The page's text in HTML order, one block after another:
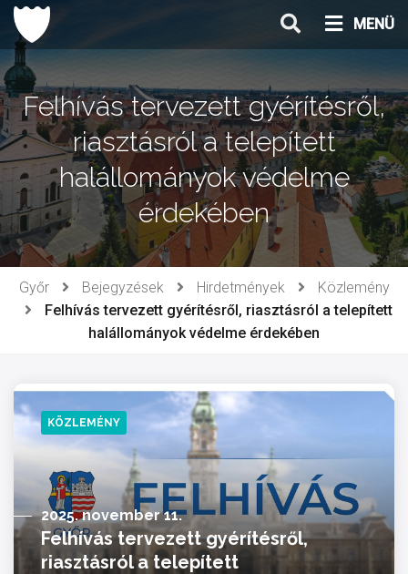
Ugrás
tartalomhoz
MENÜ
Felhívás tervezett gyérítésről,
riasztásról a telepített
halállományok védelme
érdekében
Győr Bejegyzések Hirdetmények
Közlemény
Felhívás tervezett gyérítésről, riasztásról a telepített
halállományok védelme érdekében
KÖZLEMÉNY
2025. november 11.
Felhívás tervezett gyérítésről,
riasztásról a telepített